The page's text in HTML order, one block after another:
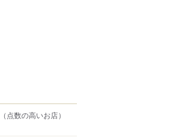
（点数の高いお店）